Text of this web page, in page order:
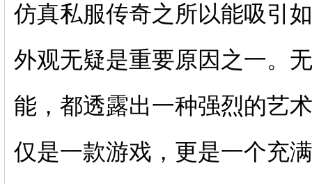
仿真私服传奇之所以能吸引
外观无疑是重要原因之一。
能，都透露出一种强烈的艺
仅是一款游戏，更是一个充